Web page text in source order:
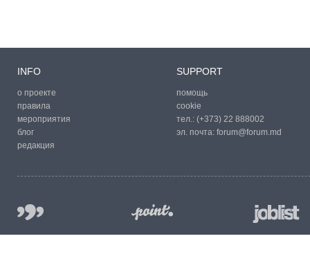
INFO
о проекте
правила
мероприятия
блог
редакция
SUPPORT
помощь
cookie
тел.: (+373) 22 888002
эл. почта: forum@forum.md